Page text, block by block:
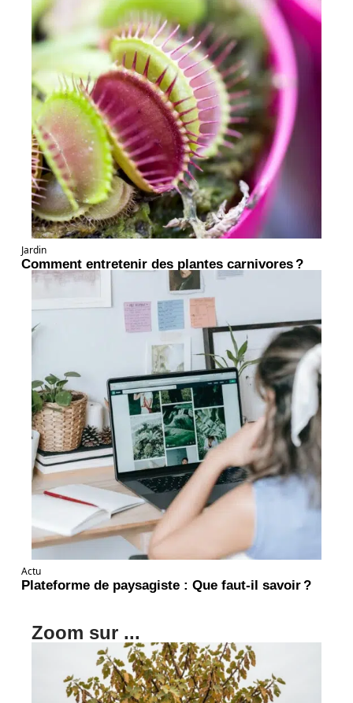
Jardin
Comment entretenir des plantes carnivores ?
Actu
Plateforme de paysagiste : Que faut-il savoir ?
Zoom sur ...